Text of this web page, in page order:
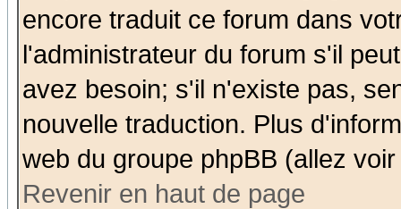
encore traduit ce forum dans
l'administrateur du forum s'il
avez besoin; s'il n'existe pas,
nouvelle traduction. Plus
web du groupe phpBB (allez
Revenir en haut de page